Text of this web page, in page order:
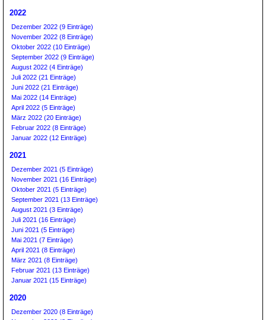
2022
Dezember 2022 (9 Einträge)
November 2022 (8 Einträge)
Oktober 2022 (10 Einträge)
September 2022 (9 Einträge)
August 2022 (4 Einträge)
Juli 2022 (21 Einträge)
Juni 2022 (21 Einträge)
Mai 2022 (14 Einträge)
April 2022 (5 Einträge)
März 2022 (20 Einträge)
Februar 2022 (8 Einträge)
Januar 2022 (12 Einträge)
2021
Dezember 2021 (5 Einträge)
November 2021 (16 Einträge)
Oktober 2021 (5 Einträge)
September 2021 (13 Einträge)
August 2021 (3 Einträge)
Juli 2021 (16 Einträge)
Juni 2021 (5 Einträge)
Mai 2021 (7 Einträge)
April 2021 (8 Einträge)
März 2021 (8 Einträge)
Februar 2021 (13 Einträge)
Januar 2021 (15 Einträge)
2020
Dezember 2020 (8 Einträge)